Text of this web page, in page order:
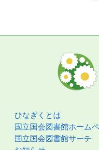
ひなぎくとは
国立国会図書館ホーム
国立国会図書館サーチ